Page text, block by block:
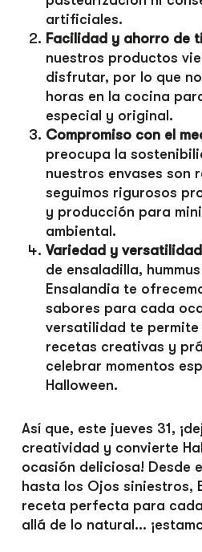
artificiales.
Facilidad y ahorro de
nuestros productos
disfrutar, por lo que
horas en la cocina
especial y original.
Compromiso con el
preocupa la
nuestros envases son
seguimos rigurosos
y producción para
ambiental.
Variedad y
de ensaladilla,
Ensalandia te
sabores para cada
versatilidad te
recetas creativas y
celebrar momentos
Halloween.
Así que, este jueves 31,
creatividad y convierte
ocasión deliciosa! Desde
hasta los Ojos siniestros,
receta perfecta para
allá de lo natural…